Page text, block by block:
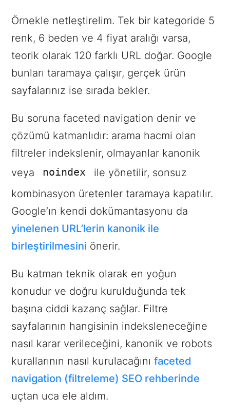
Örnekle netleştirelim. Tek bir kategoride 5
renk, 6 beden ve 4 fiyat aralığı varsa,
teorik olarak 120 farklı URL doğar. Google
bunları taramaya çalışır, gerçek ürün
sayfalarınız ise sırada bekler.
Bu soruna faceted navigation denir ve
çözümü katmanlıdır: arama hacmi olan
filtreler indekslenir, olmayanlar kanonik
veya
noindex
ile yönetilir, sonsuz
kombinasyon üretenler taramaya kapatılır.
Google’ın kendi dokümantasyonu da
yinelenen URL’lerin kanonik ile
birleştirilmesini önerir.
Bu katman teknik olarak en yoğun
konudur ve doğru kurulduğunda tek
başına ciddi kazanç sağlar. Filtre
sayfalarının hangisinin indeksleneceğine
nasıl karar verileceğini, kanonik ve robots
kurallarının nasıl kurulacağınıfaceted
navigation (filtreleme) SEO rehberinde
uçtan uca ele aldım.